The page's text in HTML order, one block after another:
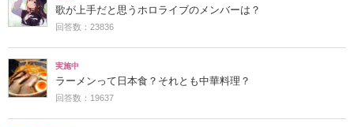
歌が上手だと思うホロライブのメンバーは？
回答数：23836
実施中
ラーメンって日本食？それとも中華料理？
回答数：19637